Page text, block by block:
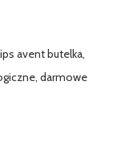
avent butelka,
darmowe